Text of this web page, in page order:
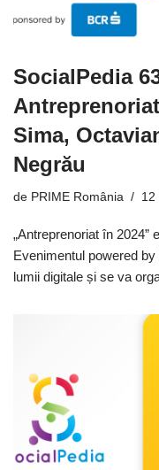
SocialPedia
Sima,
Negrău
de PRIME România 12
„Antreprenoriat în 2024”
Evenimentul powered
lumii digitale și se va